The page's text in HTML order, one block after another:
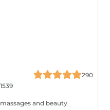
290
and beauty